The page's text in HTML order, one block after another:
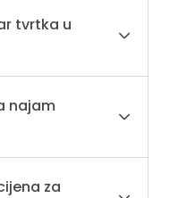
tvrtka u
najam
za